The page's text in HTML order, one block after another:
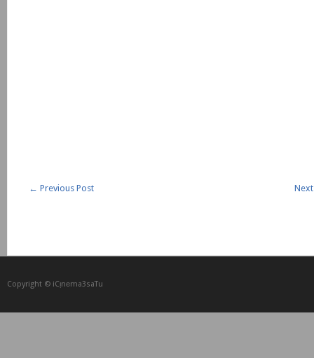
← Previous Post
Copyright © iCᴉnеma3saTu